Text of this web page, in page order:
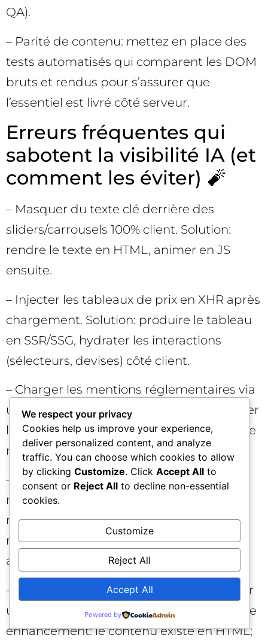
QA).
– Parité de contenu: mettez en place des
tests automatisés qui comparent les DOM
bruts et rendus pour s’assurer que
l’essentiel est livré côté serveur.
Erreurs fréquentes qui
sabotent la visibilité IA (et
comment les éviter) 🧨
– Masquer du texte clé derrière des
sliders/carrousels 100% client. Solution:
rendre le texte en HTML, animer en JS
ensuite.
– Injecter les tableaux de prix en XHR après
chargement. Solution: produire le tableau
en SSR/SSG, hydrater les interactions
(sélecteurs, devises) côté client.
– Charger les mentions réglementaires via
un module asynchrone “pour ne pas gêner
le design”. Solution: livrer une version texte
minimale en HTML, puis enrichir.
– Bloquer ou mal router les bots IA par
méconnaissance. Solution: auditer
régulièrement robots.txt, pare-feux et
règles d’edge; documenter ce qui est
autorisé.
– Dépendre d’un “scroll pour révéler” pour
un contenu essentiel. Solution: progressive
enhancement: le contenu existe en HTML;
We respect your privacy
Cookies help us improve your experience,
deliver personalized content, and analyze
traffic. You can choose which cookies to allow
by clicking Customize. Click Accept All to
consent or Reject All to decline non-essential
cookies.
Customize
Reject All
Accept All
Powered by